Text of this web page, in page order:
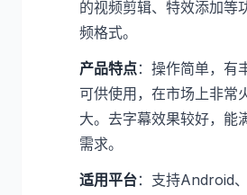
的视频剪辑、特效添加等
频格式。
产品特点：操作简单，有
可供使用，在市场上非常
大。去字幕效果较好，能
需求。
适用平台：支持Android、